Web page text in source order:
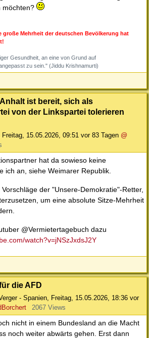
möchten?
große Mehrheit der deutschen Bevölkerung hat
Gesundheit, an eine von Grund auf
zu sein." (Jiddu Krishnamurti)
ist bereit, sich als
von der Linkspartei tolerieren
Freitag, 15.05.2026, 09:51 vor 83 Tagen @
hat da sowieso keine
ich an, siehe Weimarer Republik.
der "Unsere-Demokratie"-Retter,
um eine absolute Sitze-Mehrheit
@Vermietertagebuch dazu
watch?v=jNSzJxdsJ2Y
die AFD
- Spanien Freitag, 15.05.2026, 18:36 vor
2067 Views
nicht in einem Bundesland an die Macht
noch weiter abwärts gehen. Erst dann